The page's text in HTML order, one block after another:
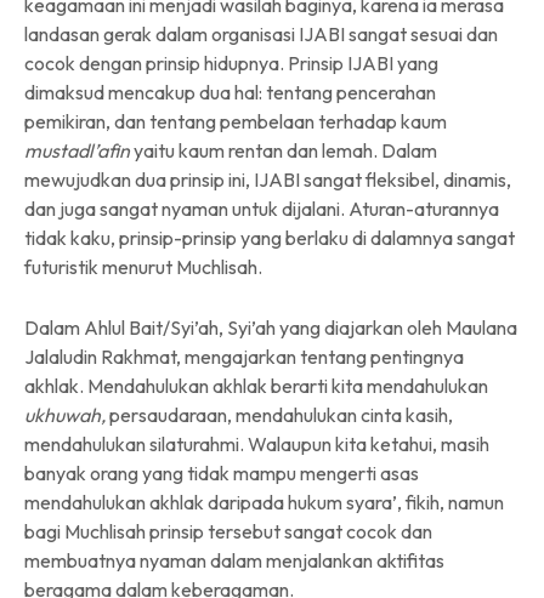
landasan gerak dalam organisasi IJABI sangat sesuai dan
cocok dengan prinsip hidupnya. Prinsip IJABI yang
dimaksud mencakup dua hal: tentang pencerahan
pemikiran, dan tentang pembelaan terhadap kaum
mustadl’afinyaitu kaum rentan dan lemah. Dalam
mewujudkan dua prinsip ini, IJABI sangat fleksibel, dinamis,
dan juga sangat nyaman untuk dijalani. Aturan-aturannya
tidak kaku, prinsip-prinsip yang berlaku di dalamnya sangat
futuristik menurut Muchlisah.
Dalam Ahlul Bait/Syi’ah, Syi’ah yang diajarkan oleh Maulana
Jalaludin Rakhmat, mengajarkan tentang pentingnya
akhlak. Mendahulukan akhlak berarti kita mendahulukan
ukhuwah,persaudaraan, mendahulukan cinta kasih,
mendahulukan silaturahmi. Walaupun kita ketahui, masih
banyak orang yang tidak mampu mengerti asas
mendahulukan akhlak daripada hukum syara’, fikih, namun
bagi Muchlisah prinsip tersebut sangat cocok dan
membuatnya nyaman dalam menjalankan aktifitas
beragama dalam keberagaman.